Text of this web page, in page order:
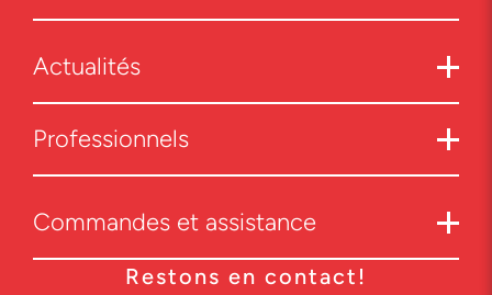
Actualités
Professionnels
Commandes et assistance
Restons en contact!